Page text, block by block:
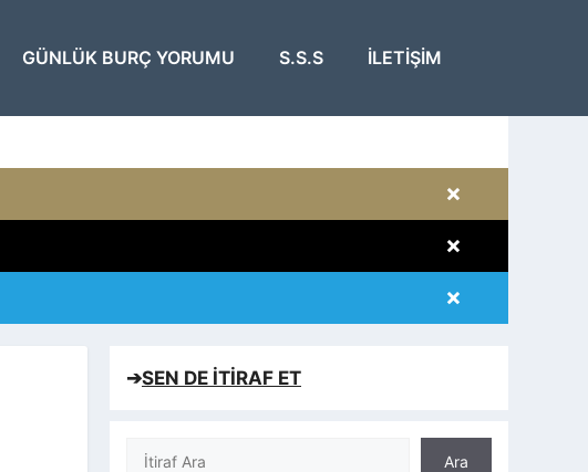
GÜNLÜK BURÇ YORUMU S.S.S İLETIŞIM
×
×
×
➔SEN DE İTİRAF ET
Ara
Ara